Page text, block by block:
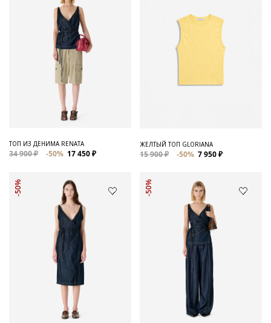
ТОП ИЗ ДЕНИМА RENATA
34 900 ₽ -50% 17 450 ₽
ЖЕЛТЫЙ ТОП GLORIANA
15 900 ₽ -50% 7 950 ₽
-50% -50%